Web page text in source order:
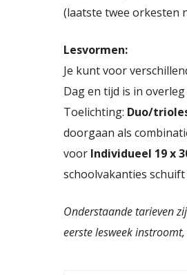
(laatste twee orkesten
Lesvormen:
Je kunt voor
Dag en tijd is in
Toelichting: Duo/
doorgaan als
voor Individueel 19 x
schoolvakanties
Onderstaande tarieven
eerste lesweek